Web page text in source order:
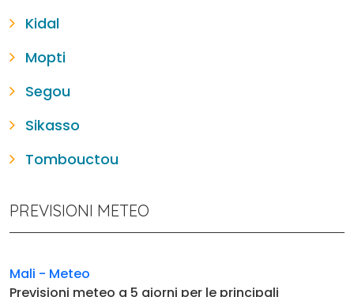
Kidal
Mopti
Segou
Sikasso
Tombouctou
PREVISIONI METEO
Mali - Meteo
Previsioni meteo a 5 giorni per le principali